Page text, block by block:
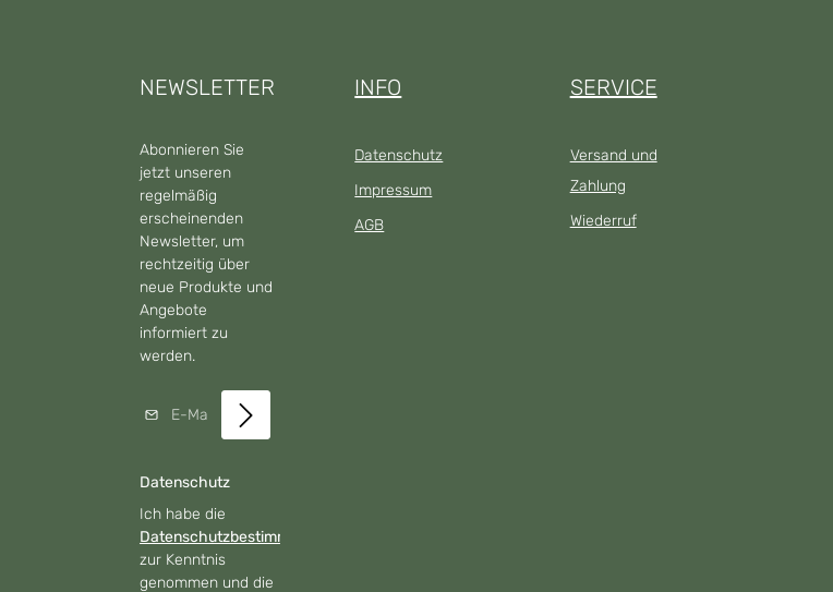
NEWSLETTER
Abonnieren Sie
jetzt unseren
regelmäßig
erscheinenden
Newsletter, um
rechtzeitig über
neue Produkte und
Angebote
informiert zu
werden.
E-Mail-Adresse*
Datenschutz
Ich habe die
Datenschutzbestimmungen
zur Kenntnis
genommen und die
INFO
Datenschutz
Impressum
AGB
SERVICE
Versand und
Zahlung
Wiederruf